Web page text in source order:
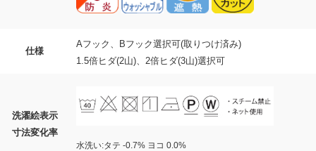
仕様
Aフック、Bフック選択可(取りつけ済み)
1.5倍ヒダ(2山)、2倍ヒダ(3山)選択可
洗濯絵表示
寸法変化率
水洗い:タテ -0.7% ヨコ 0.0%